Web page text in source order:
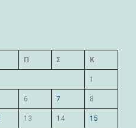
Π Σ Κ
1
6 7 8
13 14 15